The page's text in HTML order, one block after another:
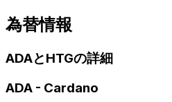
為替情報
ADAとHTGの詳細
ADA - Cardano